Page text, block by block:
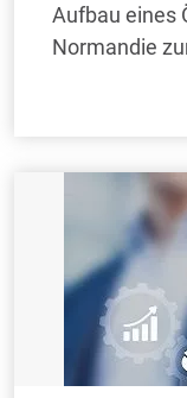
Aufbau eines
Normandie